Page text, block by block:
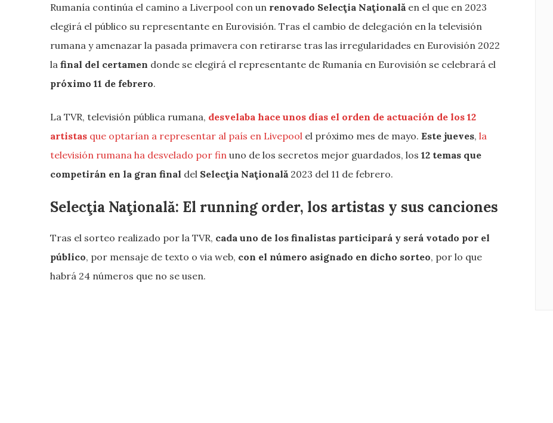
Rumanía continúa el camino a Liverpool con un renovado Selecţia Naţionalăen el que en 2023
elegirá el público su representante en Eurovisión. Tras el cambio de delegación en la televisión
rumana y amenazar la pasada primavera con retirarse tras las irregularidades en Eurovisión 2022
la final del certamen donde se elegirá el representante de Rumanía en Eurovisión se celebrará el
próximo 11 de febrero.
La TVR, televisión pública rumana, desvelaba hace unos días el orden de actuación de los 12
artistas que optarían a representar al país en Livepool el próximo mes de mayo. Este jueves, la
televisión rumana ha desvelado por fin uno de los secretos mejor guardados, los 12 temas que
competirán en la gran final del Selecţia Naţională2023 del 11 de febrero.
Selecţia Naţională: El running order, los artistas y sus canciones
Tras el sorteo realizado por la TVR, cada uno de los finalistas participará y será votado por el
público, por mensaje de texto o via web, con el número asignado en dicho sorteo, por lo que
habrá 24 números que no se usen.